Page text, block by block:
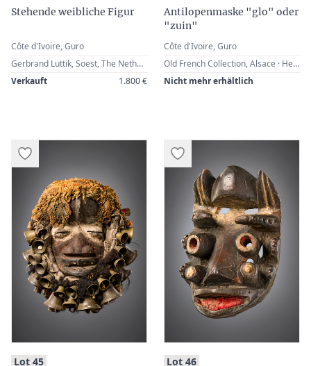
Stehende weibliche Figur
Côte d'Ivoire, Guro
Gerbrand Luttik, Soest, The Netherlands (1980s) · Bert Garrebeek, Brussels, Belgium (2003) · Werner Zintl, Worms, Germany
Verkauft
1.800 €
Antilopenmaske "glo" oder
"zuin"
Côte d'Ivoire, Guro
Old French Collection, Alsace · Helga Redlich, Gelsenkirchen, Germany · Zemanek-Münster, Würzburg, 26 February 2000, Lot 272 · Werner Zintl, Worms, Germany
Nicht mehr erhältlich
Lot 45: Lot 46: